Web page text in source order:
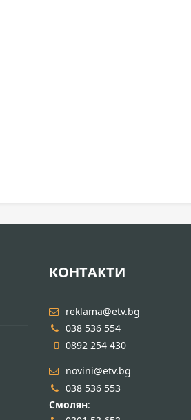
КОНТАКТИ
reklama@etv.bg
038 536 554
0892 254 430
novini@etv.bg
038 536 553
Смолян: